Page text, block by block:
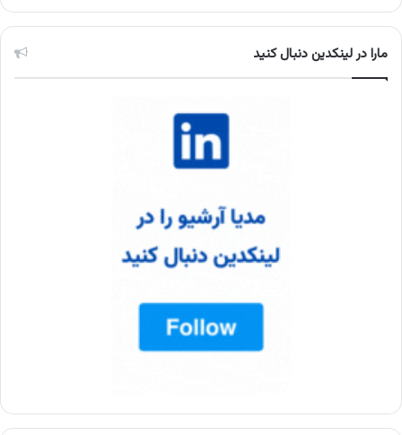
مارا در لینکدین دنبال کنید